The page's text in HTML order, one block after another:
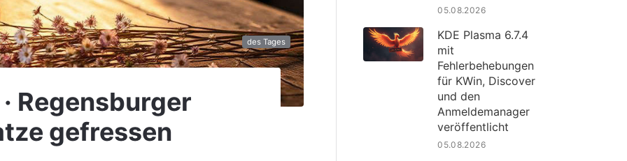
des Tages
Regensburger
gefressen
05.08.2026
KDE Plasma 6.7.4
mit
Fehlerbehebungen
für KWin, Discover
und den
Anmeldemanager
veröffentlicht
05.08.2026